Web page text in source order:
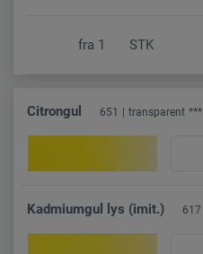
fra 1 STK
Citrongul 651 transparent ***
Kadmiumgul lys (imit.) 617